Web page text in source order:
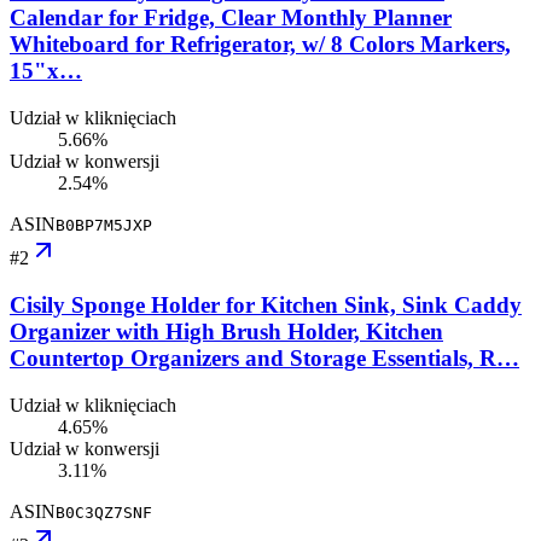
Calendar for Fridge, Clear Monthly Planner
Whiteboard for Refrigerator, w/ 8 Colors Markers,
15"x…
Udział w kliknięciach
5.66%
Udział w konwersji
2.54%
ASINB0BP7M5JXP
#2
Cisily Sponge Holder for Kitchen Sink, Sink Caddy
Organizer with High Brush Holder, Kitchen
Countertop Organizers and Storage Essentials, R…
Udział w kliknięciach
4.65%
Udział w konwersji
3.11%
ASINB0C3QZ7SNF